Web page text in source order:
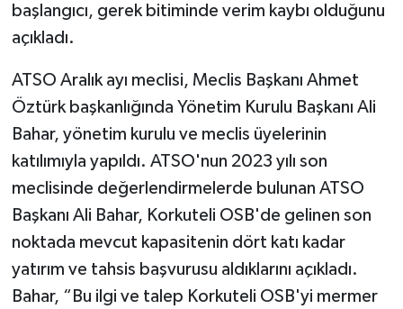
başlangıcı, gerek bitiminde verim kaybı olduğunu
açıkladı.
ATSO Aralık ayı meclisi, Meclis Başkanı Ahmet
Öztürk başkanlığında Yönetim Kurulu Başkanı Ali
Bahar, yönetim kurulu ve meclis üyelerinin
katılımıyla yapıldı. ATSO'nun 2023 yılı son
meclisinde değerlendirmelerde bulunan ATSO
Başkanı Ali Bahar, Korkuteli OSB'de gelinen son
noktada mevcut kapasitenin dört katı kadar
yatırım ve tahsis başvurusu aldıklarını açıkladı.
Bahar, “Bu ilgi ve talep Korkuteli OSB'yi mermer